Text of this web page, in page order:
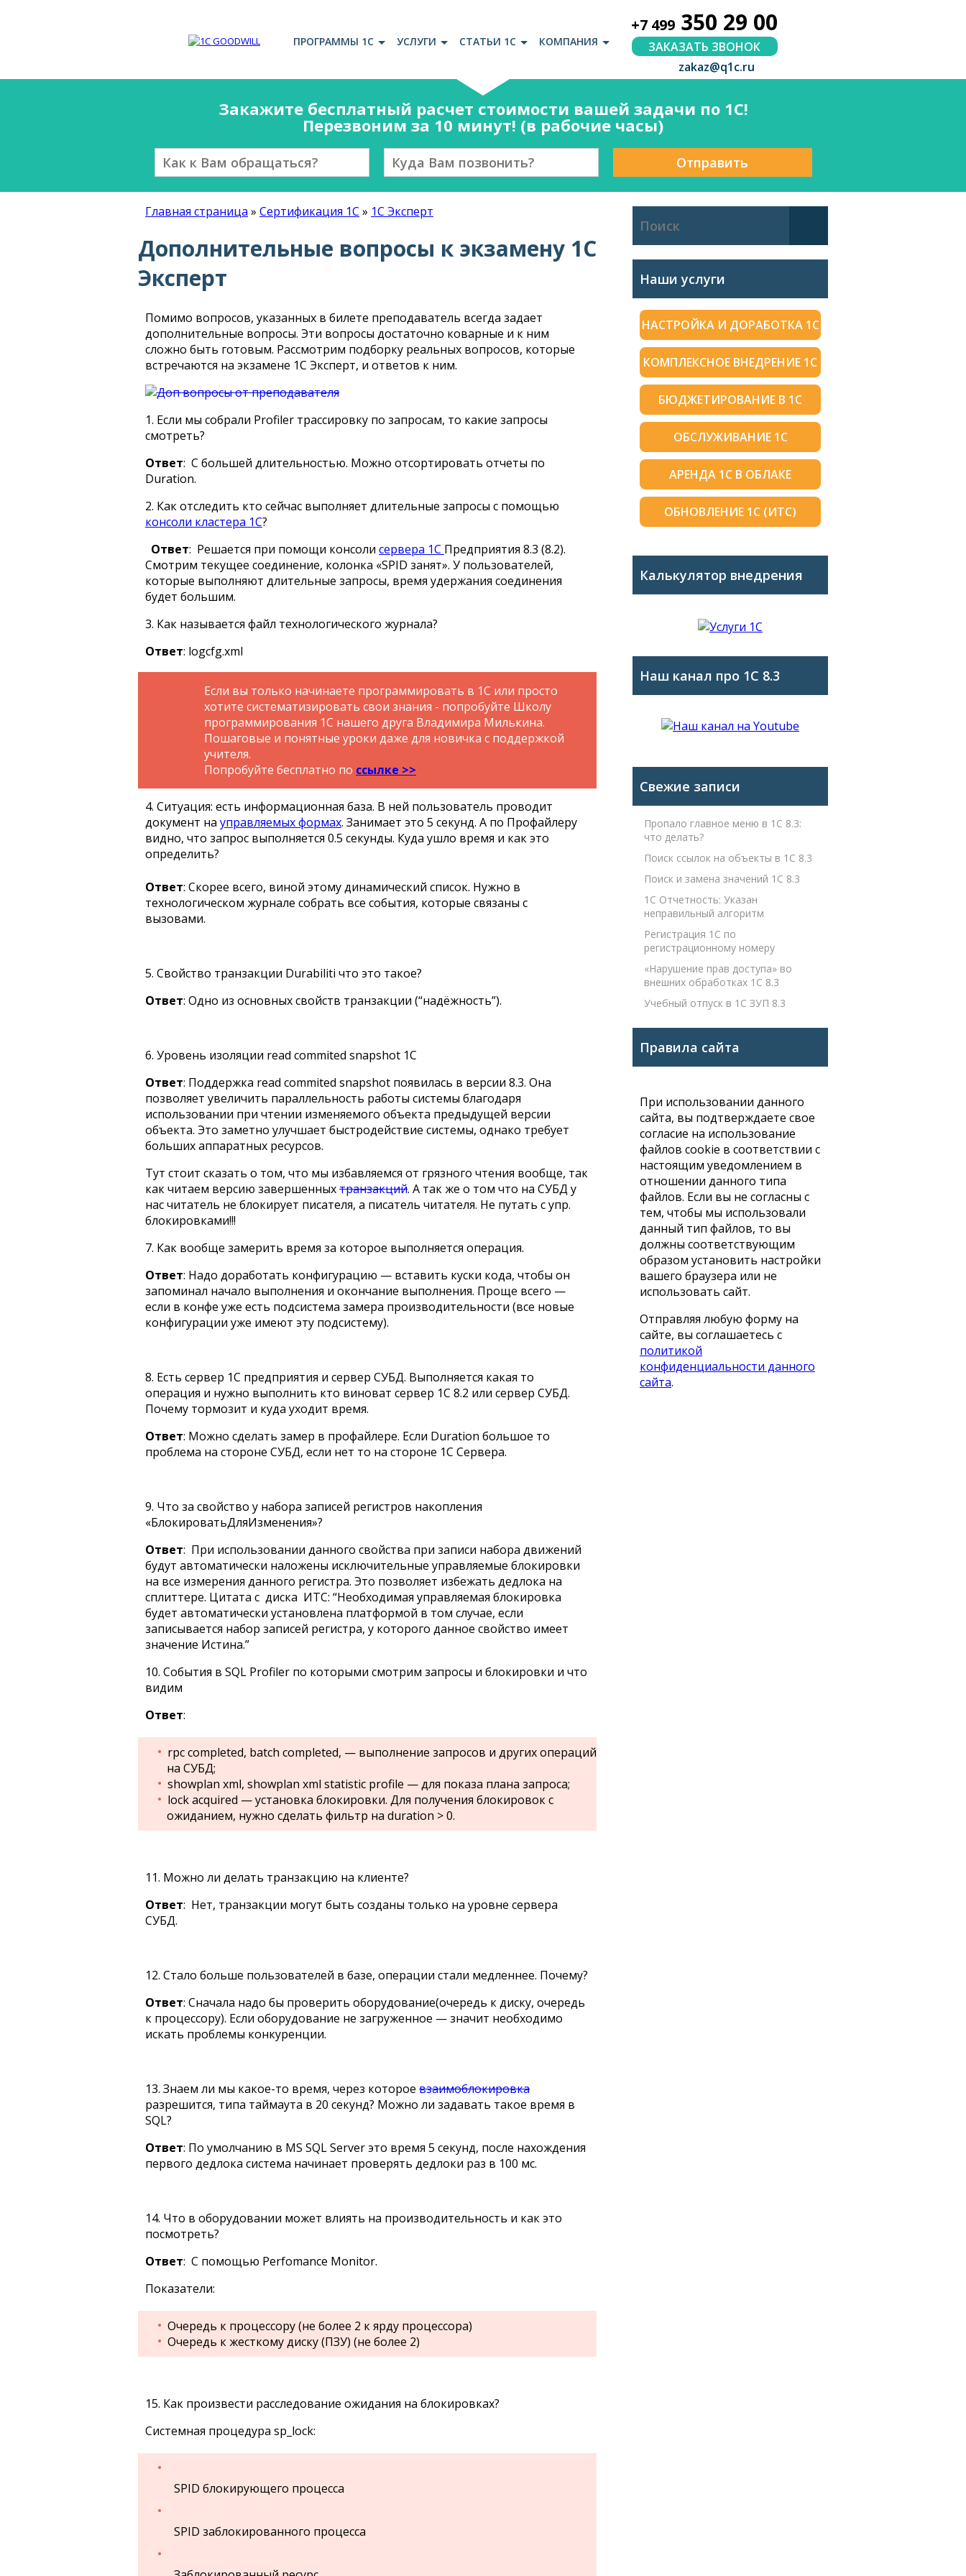
ПРОГРАММЫ 1С УСЛУГИ СТАТЬИ 1С КОМПАНИЯ
+7 499 350 29 00
ЗАКАЗАТЬ ЗВОНОК
zakaz@q1c.ru
Закажите бесплатный расчет стоимости вашей задачи по 1С!
Перезвоним за 10 минут! (в рабочие часы)
Отправить
Главная страница » Сертификация 1С » 1С Эксперт
Дополнительные вопросы к экзамену 1С
Эксперт
Помимо вопросов, указанных в билете преподаватель всегда задает
дополнительные вопросы. Эти вопросы достаточно коварные и к ним
сложно быть готовым. Рассмотрим подборку реальных вопросов, которые
встречаются на экзамене 1С Эксперт, и ответов к ним.
1. Если мы собрали Profiler трассировку по запросам, то какие запросы
смотреть?
Ответ: С большей длительностью. Можно отсортировать отчеты по
Duration.
2. Как отследить кто сейчас выполняет длительные запросы с помощью
консоли кластера 1С?
Ответ: Решается при помощи консоли сервера 1С Предприятия 8.3 (8.2).
Смотрим текущее соединение, колонка «SPID занят». У пользователей,
которые выполняют длительные запросы, время удержания соединения
будет большим.
3. Как называется файл технологического журнала?
Ответ: logcfg.xml
Если вы только начинаете программировать в 1С или просто
хотите систематизировать свои знания - попробуйте Школу
программирования 1С нашего друга Владимира Милькина.
Пошаговые и понятные уроки даже для новичка с поддержкой
учителя.
Попробуйте бесплатно по ссылке >>
4. Ситуация: есть информационная база. В ней пользователь проводит
документ на управляемых формах. Занимает это 5 секунд. А по Профайлеру
видно, что запрос выполняется 0.5 секунды. Куда ушло время и как это
определить?
Ответ: Скорее всего, виной этому динамический список. Нужно в
технологическом журнале собрать все события, которые связаны с
вызовами.
5. Свойство транзакции Durabiliti что это такое?
Ответ: Одно из основных свойств транзакции (“надёжность”).
6. Уровень изоляции read commited snapshot 1С
Ответ: Поддержка read commited snapshot появилась в версии 8.3. Она
позволяет увеличить параллельность работы системы благодаря
использовании при чтении изменяемого объекта предыдущей версии
объекта. Это заметно улучшает быстродействие системы, однако требует
больших аппаратных ресурсов.
Тут стоит сказать о том, что мы избавляемся от грязного чтения вообще, так
как читаем версию завершенныхтранзакций. А так же о том что на СУБД у
нас читатель не блокирует писателя, а писатель читателя. Не путать с упр.
блокировками!!!
7. Как вообще замерить время за которое выполняется операция.
Ответ: Надо доработать конфигурацию — вставить куски кода, чтобы он
запоминал начало выполнения и окончание выполнения. Проще всего —
если в конфе уже есть подсистема замера производительности (все новые
конфигурации уже имеют эту подсистему).
8. Есть сервер 1С предприятия и сервер СУБД. Выполняется какая то
операция и нужно выполнить кто виноват сервер 1С 8.2 или сервер СУБД.
Почему тормозит и куда уходит время.
Ответ: Можно сделать замер в профайлере. Если Duration большое то
проблема на стороне СУБД, если нет то на стороне 1С Сервера.
9. Что за свойство у набора записей регистров накопления
«БлокироватьДляИзменения»?
Ответ: При использовании данного свойства при записи набора движений
будут автоматически наложены исключительные управляемые блокировки
на все измерения данного регистра. Это позволяет избежать дедлока на
сплиттере. Цитата с диска ИТС: “Необходимая управляемая блокировка
будет автоматически установлена платформой в том случае, если
записывается набор записей регистра, у которого данное свойство имеет
значение Истина.”
10. События в SQL Profiler по которыми смотрим запросы и блокировки и что
видим
Ответ:
rpc completed, batch completed, — выполнение запросов и других операций
на СУБД;
showplan xml, showplan xml statistic profile — для показа плана запроса;
lock acquired — установка блокировки. Для получения блокировок с
ожиданием, нужно сделать фильтр на duration > 0.
11. Можно ли делать транзакцию на клиенте?
Ответ: Нет, транзакции могут быть созданы только на уровне сервера
СУБД.
12. Стало больше пользователей в базе, операции стали медленнее. Почему?
Ответ: Сначала надо бы проверить оборудование(очередь к диску, очередь
к процессору). Если оборудование не загруженное — значит необходимо
искать проблемы конкуренции.
13. Знаем ли мы какое-то время, через которое взаимоблокировка
разрешится, типа таймаута в 20 секунд? Можно ли задавать такое время в
SQL?
Ответ: По умолчанию в MS SQL Server это время 5 секунд, после нахождения
первого дедлока система начинает проверять дедлоки раз в 100 мс.
14. Что в оборудовании может влиять на производительность и как это
посмотреть?
Ответ: С помощью Perfomance Monitor.
Показатели:
Очередь к процессору (не более 2 к ярду процессора)
Очередь к жесткому диску (ПЗУ) (не более 2)
15. Как произвести расследование ожидания на блокировках?
Системная процедура sp_lock:
SPID блокирующего процесса
SPID заблокированного процесса
Наши услуги
НАСТРОЙКА И ДОРАБОТКА 1С
КОМПЛЕКСНОЕ ВНЕДРЕНИЕ 1С
БЮДЖЕТИРОВАНИЕ В 1С
ОБСЛУЖИВАНИЕ 1С
АРЕНДА 1С В ОБЛАКЕ
ОБНОВЛЕНИЕ 1С (ИТС)
Калькулятор внедрения
Наш канал про 1С 8.3
Свежие записи
Пропало главное меню в 1С 8.3:
что делать?
Поиск ссылок на объекты в 1С 8.3
Поиск и замена значений 1С 8.3
1С Отчетность: Указан
неправильный алгоритм
Регистрация 1С по
регистрационному номеру
«Нарушение прав доступа» во
внешних обработках 1С 8.3
Учебный отпуск в 1С ЗУП 8.3
Правила сайта
При использовании данного
сайта, вы подтверждаете свое
согласие на использование
файлов cookie в соответствии с
настоящим уведомлением в
отношении данного типа
файлов. Если вы не согласны с
тем, чтобы мы использовали
данный тип файлов, то вы
должны соответствующим
образом установить настройки
вашего браузера или не
использовать сайт.
Отправляя любую форму на
сайте, вы соглашаетесь с
политикой
конфиденциальности данного
сайта.